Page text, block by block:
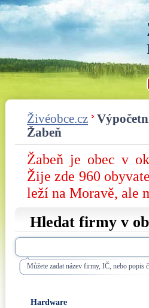
Živéobce.cz
Žabeň
Žabeň je obec v
Žije zde 960
leží na Moravě, ale
Hledat firmy v
Můžete zadat název firmy, IČ, nebo popis
Hardware